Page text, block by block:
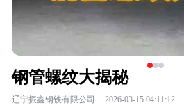
钢管螺纹大揭秘
辽宁振鑫钢铁有限公司 · 2026-03-15 04:11:12